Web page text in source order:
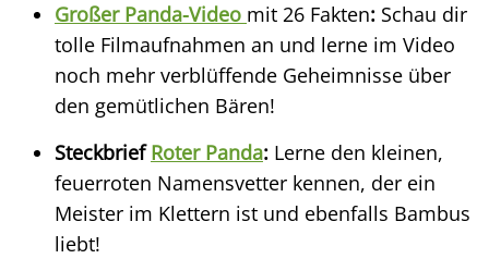
Großer Panda-Video mit 26 Fakten: Schau dir
tolle Filmaufnahmen an und lerne im Video
noch mehr verblüffende Geheimnisse über
den gemütlichen Bären!
SteckbriefRoter Panda: Lerne den kleinen,
feuerroten Namensvetter kennen, der ein
Meister im Klettern ist und ebenfalls Bambus
liebt!